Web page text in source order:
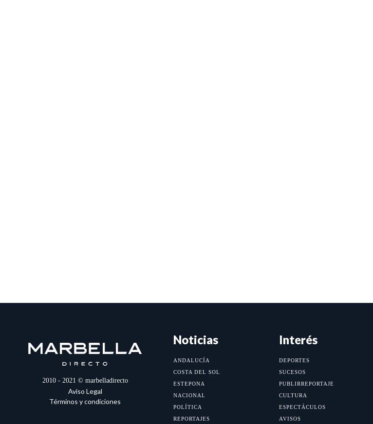
2010 - 2021 © marbelladirecto
Aviso Legal
Términos y condiciones
Noticias
ANDALUCÍA
COSTA DEL SOL
ESTEPONA
NACIONAL
POLÍTICA
REPORTAJES
Interés
DEPORTES
SUCESOS
PUBLIRREPORTAJE
CULTURA
ESPECTÁCULOS
AVISOS